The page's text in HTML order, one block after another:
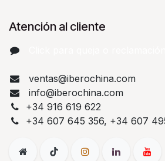
Atención al cliente
ventas@iberochina.com
info@iberochina.com
+34 916 619 622
+34 607 645 356, +34 607